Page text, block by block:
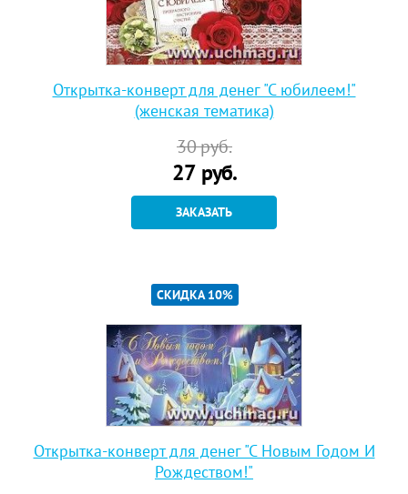
Открытка-конверт для денег "С юбилеем!"
(женская тематика)
30руб.
27руб.
ЗАКАЗАТЬ
СКИДКА 10%
Открытка-конверт для денег "С Новым Годом И
Рождеством!"